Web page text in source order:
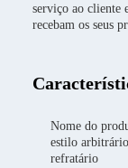
serviço ao cliente
recebam os seus
Nome do
estilo
refratário